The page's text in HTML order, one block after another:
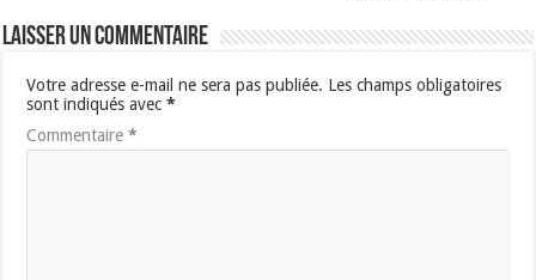
Laisser un commentaire
Votre adresse e-mail ne sera pas publiée. Les champs obligatoires
sont indiqués avec*
Commentaire*